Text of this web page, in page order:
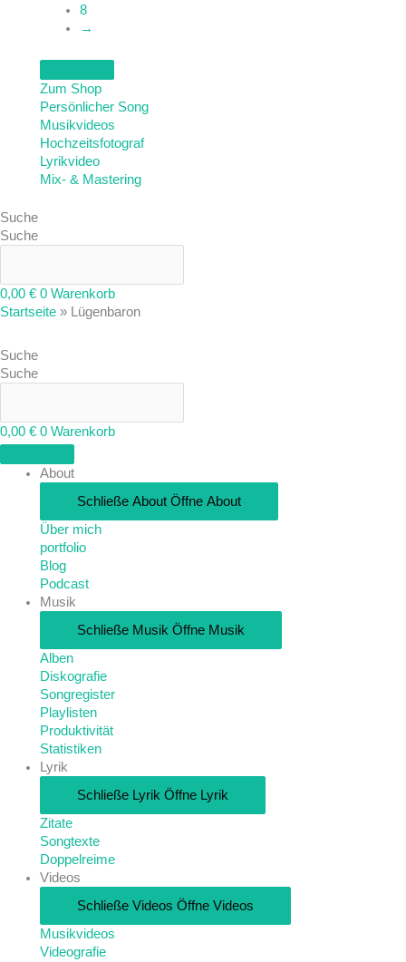
8
→
Zum Shop
Persönlicher Song
Musikvideos
Hochzeitsfotograf
Lyrikvideo
Mix- & Mastering
Suche
Suche
0,00 € 0 Warenkorb
Startseite » Lügenbaron
Suche
Suche
0,00 € 0 Warenkorb
About
Schließe About Öffne About
Über mich
portfolio
Blog
Podcast
Musik
Schließe Musik Öffne Musik
Alben
Diskografie
Songregister
Playlisten
Produktivität
Statistiken
Lyrik
Schließe Lyrik Öffne Lyrik
Zitate
Songtexte
Doppelreime
Videos
Schließe Videos Öffne Videos
Musikvideos
Videografie